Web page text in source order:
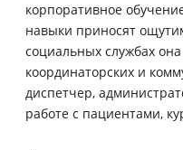
корпоративное
навыки приносят
социальных службах
координаторских и
диспетчер,
работе с пациентами,